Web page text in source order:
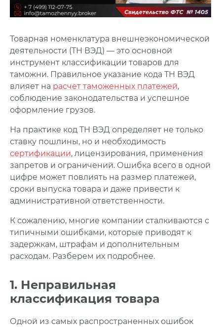
Товарная номенклатура внешнеэкономической
деятельности (ТН ВЭД) — это основной
инструмент классификации товаров для
таможни. Правильное указание кода ТН ВЭД
влияет на расчет таможенных платежей,
соблюдение законодательства и успешное
оформление грузов.
На практике код ТН ВЭД определяет не только
ставку пошлины, но и необходимость
сертификации, лицензирования, применения
запретов и ограничений. Ошибка всего в одной
цифре может повлиять на размер платежей,
сроки выпуска товара и даже привести к
административной ответственности.
К сожалению, многие компании сталкиваются с
типичными ошибками, которые приводят к
задержкам, штрафам и дополнительным
расходам. Разберем их подробнее.
1. Неправильная
классификация товара
Одной из самых распространенных ошибок